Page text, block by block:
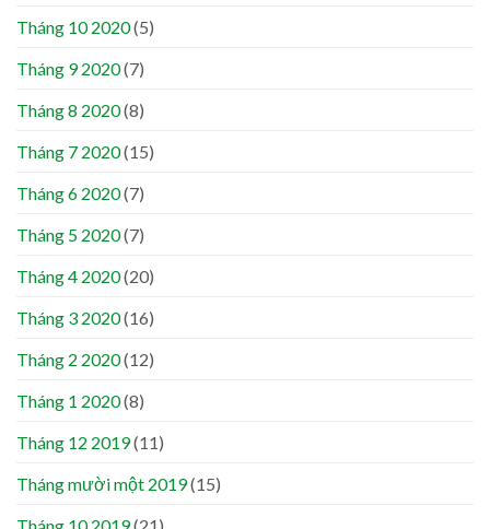
Tháng 10 2020(5)
Tháng 9 2020(7)
Tháng 8 2020(8)
Tháng 7 2020(15)
Tháng 6 2020(7)
Tháng 5 2020(7)
Tháng 4 2020(20)
Tháng 3 2020(16)
Tháng 2 2020(12)
Tháng 1 2020(8)
Tháng 12 2019(11)
Tháng mười một 2019(15)